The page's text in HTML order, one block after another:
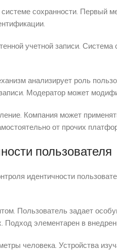
сохранности. Первый
учетной записи.
анализирует роль
Модератор может
Компания может
от прочих
пользователя
идентичности
Пользователь задает
элементарен в
человека. Устройства